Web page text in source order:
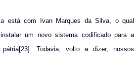
está com Ivan Marques da Silva, o qual
um novo sistema codificado para a
pátria[23]. Todavia, volto a dizer, nossos